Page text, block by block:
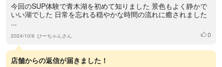
今回のSUP体験で青木湖を初めて知りました 景色もよく静かで
いい湖でした 日常を忘れる穏やかな時間の流れに癒されました
...
2024/10/6 ひーちゃんさん いいね
0
店舗からの返信が届きました！